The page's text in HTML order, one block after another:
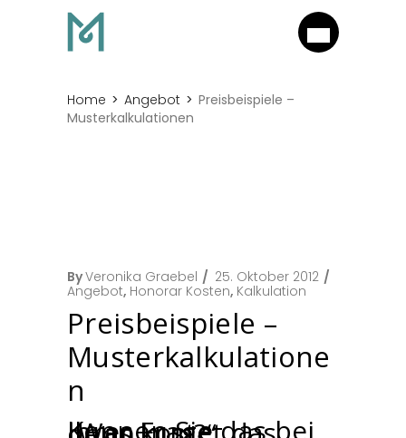
Home Angebot
Preisbeispiele –
Musterkalkulationen
ByVeronika Graebel
25. Oktober 2012
Angebot, Honorar Kosten, Kalkulation
Preisbeispiele –
Musterkalkulatione
n